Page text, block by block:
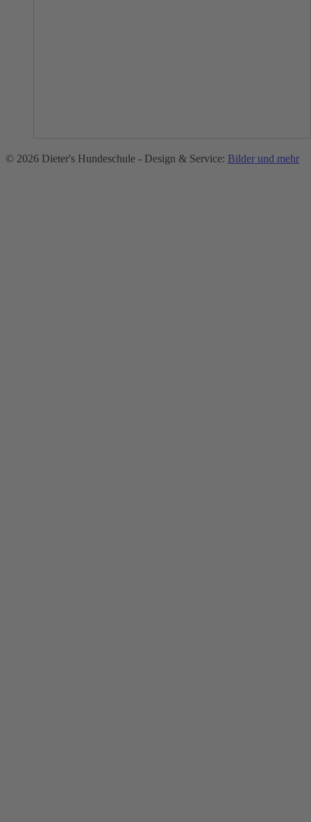
© 2026 Dieter's Hundeschule - Design & Service: Bilder und mehr